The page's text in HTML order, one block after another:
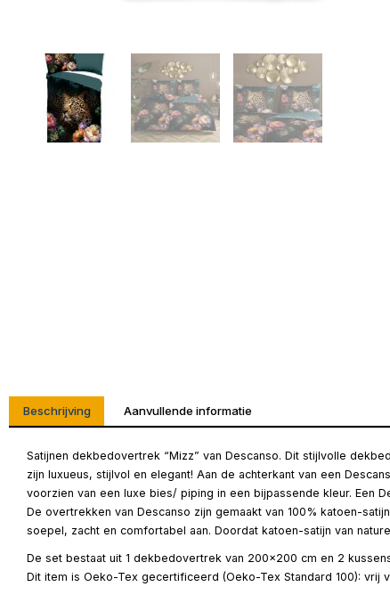
Beschrijving Aanvullende informatie
Satijnen dekbedovertrek “Mizz” van Descanso. Dit stijlvolle
zijn luxueus, stijlvol en elegant! Aan de achterkant van een
voorzien van een luxe bies/ piping in een bijpassende kleur. Een
De overtrekken van Descanso zijn gemaakt van 100% katoen-
soepel, zacht en comfortabel aan. Doordat katoen-satijn van
De set bestaat uit 1 dekbedovertrek van 200×200 cm en 2
Dit item is Oeko-Tex gecertificeerd (Oeko-Tex Standard 100):